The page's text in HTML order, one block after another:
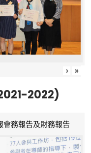
› »
2022)
會務報告及財務報告